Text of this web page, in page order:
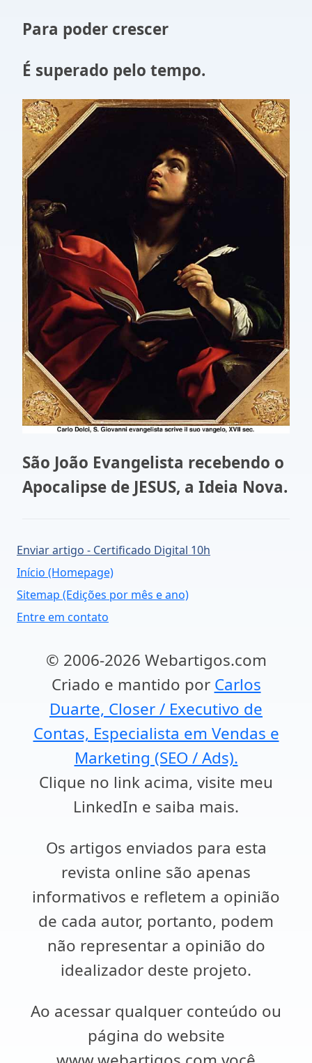
Para poder crescer
É superado pelo tempo.
São João Evangelista recebendo o
Apocalipse de JESUS, a Ideia Nova.
Enviar artigo - Certificado Digital 10h
Início (Homepage)
Sitemap (Edições por mês e ano)
Entre em contato
© 2006-2026 Webartigos.com
Criado e mantido por Carlos
Duarte, Closer / Executivo de
Contas, Especialista em Vendas e
Marketing (SEO / Ads).
Clique no link acima, visite meu
LinkedIn e saiba mais.
Os artigos enviados para esta
revista online são apenas
informativos e refletem a opinião
de cada autor, portanto, podem
não representar a opinião do
idealizador deste projeto.
Ao acessar qualquer conteúdo ou
página do website